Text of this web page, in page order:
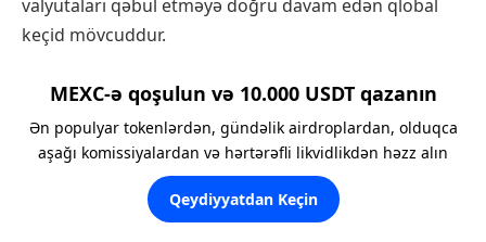
valyutaları qəbul etməyə doğru davam edən qlobal
keçid mövcuddur.
MEXC-ə qoşulun və 10.000 USDT qazanın
Ən populyar tokenlərdən, gündəlik airdroplardan, olduqca
aşağı komissiyalardan və hərtərəfli likvidlikdən həzz alın
Qeydiyyatdan Keçin